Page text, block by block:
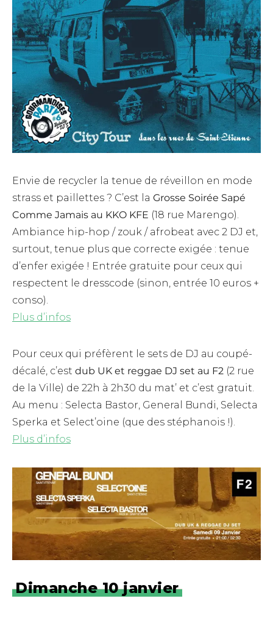
Envie de recycler la tenue de réveillon en mode
strass et paillettes ? C’est la Grosse Soirée Sapé
Comme Jamais au KKO KFE (18 rue Marengo).
Ambiance hip-hop / zouk / afrobeat avec 2 DJ et,
surtout, tenue plus que correcte exigée : tenue
d’enfer exigée ! Entrée gratuite pour ceux qui
respectent le dresscode (sinon, entrée 10 euros +
conso).
Plus d’infos
Pour ceux qui préfèrent le sets de DJ au coupé-
décalé, c’est dub UK et reggae DJ set au F2 (2 rue
de la Ville) de 22h à 2h30 du mat’ et c’est gratuit.
Au menu : Selecta Bastor, General Bundi, Selecta
Sperka et Select’oine (que des stéphanois !).
Plus d’infos
Dimanche 10 janvier